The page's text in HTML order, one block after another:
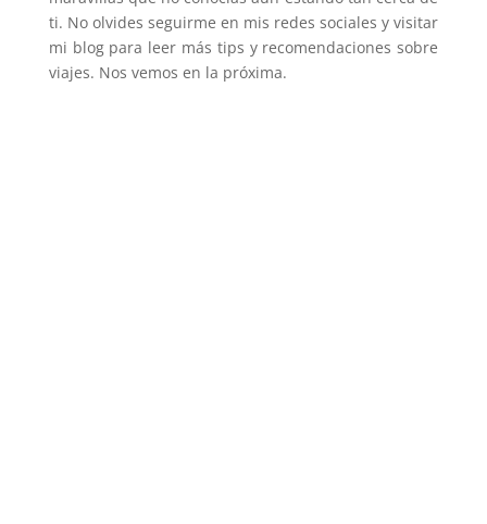
ti. No olvides seguirme en mis redes sociales y visitar
mi blog para leer más tips y recomendaciones sobre
viajes. Nos vemos en la próxima.